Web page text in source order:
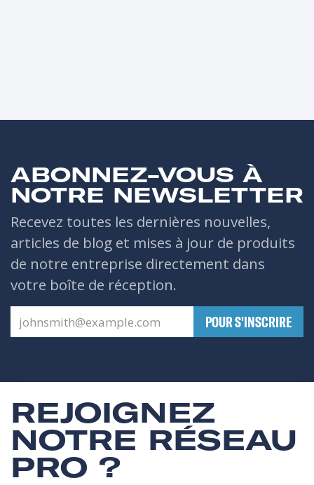
ABONNEZ-VOUS À
NOTRE NEWSLETTER
Recevez toutes les dernières nouvelles,
articles de blog et mises à jour de produits
de notre entreprise directement dans
votre boîte de réception.
​POUR S'INSCRIRE
REJOIGNEZ
NOTRE RÉSEAU
PRO ?